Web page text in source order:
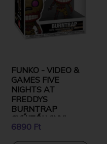
FUNKO - VIDEO &
GAMES FIVE
NIGHTS AT
FREDDYS
BURNTRAP
GYŰJTŐI VINYL
KARAKTER
6890 Ft